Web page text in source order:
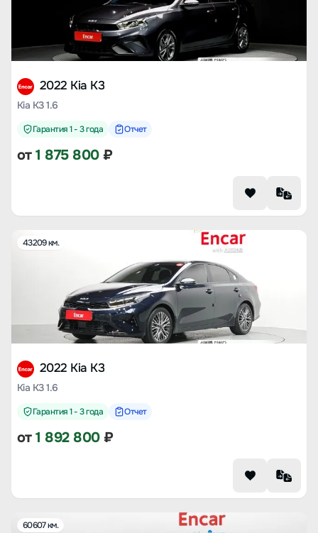
2022 Kia K3
Kia K3 1.6
Гарантия 1 - 3 года Отчет
от1 875 800₽
43209 км.
2022 Kia K3
Kia K3 1.6
Гарантия 1 - 3 года Отчет
от1 892 800₽
60607 км.